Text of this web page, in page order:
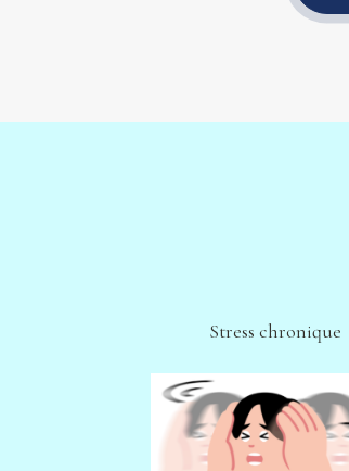
Stress chronique